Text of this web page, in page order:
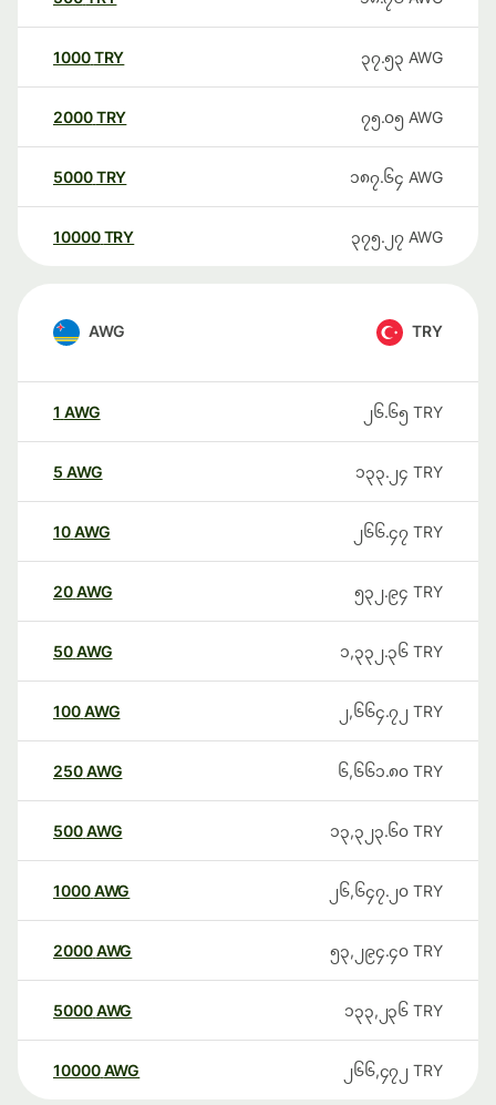
1000TRY ၃၇.၅၃ AWG
2000TRY ၇၅.၀၅ AWG
5000TRY ၁၈၇.၆၄ AWG
10000 TRY ၃၇၅.၂၇ AWG
AWG TRY
1 AWG ၂၆.၆၅ TRY
5 AWG ၁၃၃.၂၄ TRY
10AWG ၂၆၆.၄၇ TRY
20AWG ၅၃၂.၉၄ TRY
50AWG ၁,၃၃၂.၃၆ TRY
100AWG ၂,၆၆၄.၇၂ TRY
250AWG ၆,၆၆၁.၈၀ TRY
500AWG ၁၃,၃၂၃.၆၀ TRY
1000AWG ၂၆,၆၄၇.၂၀ TRY
2000AWG ၅၃,၂၉၄.၄၀ TRY
5000AWG ၁၃၃,၂၃၆ TRY
10000 AWG ၂၆၆,၄၇၂ TRY